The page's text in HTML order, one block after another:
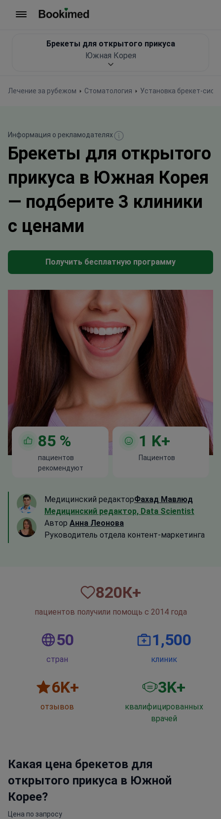
Лечение за рубежом Стоматология Установка брекет-
Брекеты для открытого прикуса
Южная Корея
Информация о рекламодателях
Брекеты для открытого
прикуса в Южная Корея
— подберите 3 клиники
с ценами
Получить бесплатную программу
85 %
пациентов
рекомендуют
1 K+
Пациентов
Медицинский редакторФахад Мавлюд
Медицинский редактор, Data Scientist
Автор Анна Леонова
Руководитель отдела контент-маркетинга
820К+
пациентов получили помощь с 2014 года
50
стран
1,500
клиник
6K+
отзывов
3K+
квалифицированных
врачей
Какая цена брекетов для
открытого прикуса в Южной
Корее?
Цена по запросу